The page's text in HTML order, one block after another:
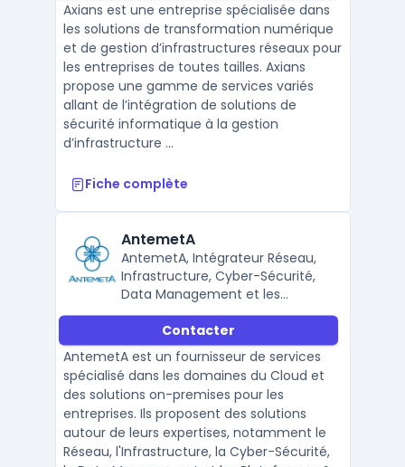
Axians est une entreprise spécialisée dans
les solutions de transformation numérique
et de gestion d’infrastructures réseaux pour
les entreprises de toutes tailles. Axians
propose une gamme de services variés
allant de l’intégration de solutions de
sécurité informatique à la gestion
d’infrastructure ...
Fiche complète
AntemetA
AntemetA, Intégrateur Réseau,
Infrastructure, Cyber-Sécurité,
Data Management et les
solutions SAP
Contacter
AntemetA est un fournisseur de services
spécialisé dans les domaines du Cloud et
des solutions on-premises pour les
entreprises. Ils proposent des solutions
autour de leurs expertises, notamment le
Réseau, l'Infrastructure, la Cyber-Sécurité,